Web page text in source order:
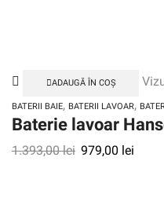
ADAUGĂ ÎN COȘ
BATERII BAIE, BATERII LAVOAR,
Baterie lavoar
1.393,00lei 979,00 lei